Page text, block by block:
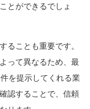
とができるでしょ
ることも重要です。
って異なるため、最
を提示してくれる業
認することで、信頼